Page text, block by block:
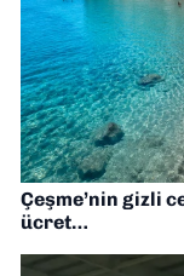
Çeşme’nin gizli
ücret…